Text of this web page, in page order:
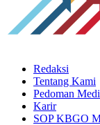
Redaksi
Tentang Kami
Pedoman
Karir
SOP KBGO